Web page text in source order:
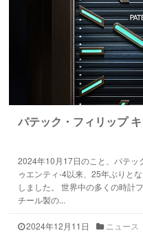
パテック・フィリップ
2024年10月17日のこと、パテッ
ゥエンティ-4以来、25年ぶりと
しました。 世界中の多くの時計
チール製の...
2024年12月11日 ニュース